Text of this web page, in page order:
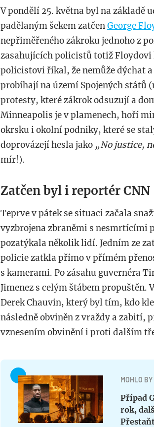
V pondělí 25. května byl na základě
padělaným šekem zatčenGeorge
nepřiměřeného zákroku jednoho z
zasahujících policistů totiž
policistovi říkal, že nemůže dýchat
probíhají na území Spojených států
protesty, které zákrok odsuzují a
Minneapolis je v plamenech, hoří
okrsku i okolní podniky, které se
doprovázejí hesla jako „No justice,
mír!).
Zatčen byl i reportér CNN
Teprve v pátek se situaci začala
vyzbrojena zbraněmi s nesmrtícími
pozatýkala několik lidí. Jedním ze
policie zatkla přímo v přímém
s kamerami. Po zásahu guvernéra
Jimenez s celým štábem propuštěn.
Derek Chauvin, který byl tím, kdo
následně obviněn z vraždy a zabití,
vznesením obvinění i proti dalším
MOHLO
Případ
rok,